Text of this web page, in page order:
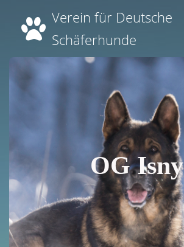
Verein für Deutsche
Schäferhunde
OG Isny
Home
Übungszeiten
Kurse
Ergebnisse
Unsere Aktiven